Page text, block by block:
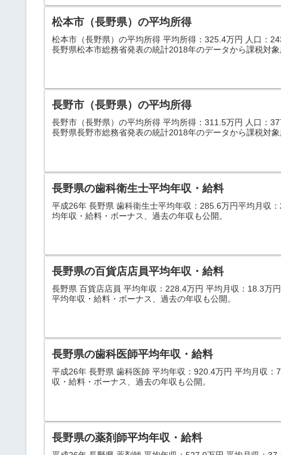
松本市（長野県）の平均所得
松本市（長野県）の平均所得 平均所得：325.4万円 人口：
長野県松本市総務省発表の統計2018年のデータから課税対
長野市（長野県）の平均所得
長野市（長野県）の平均所得 平均所得：311.5万円 人口：
長野県長野市総務省発表の統計2018年のデータから課税対
長野県の歯科衛生士平均年収・給料
平成26年 長野県 歯科衛生士平均年収：285.6万円平均月収
均年収・給料・ボーナス、過去の年収も公開。
長野県の百貨店店員平均年収・給料
長野県 百貨店店員 平均年収：228.4万円 平均月収：18.3万
平均年収・給料・ボーナス、過去の年収も公開。
長野県の歯科医師平均年収・給料
平成26年 長野県 歯科医師 平均年収：920.4万円 平均月収
収・給料・ボーナス、過去の年収も公開。
長野県の薬剤師平均年収・給料